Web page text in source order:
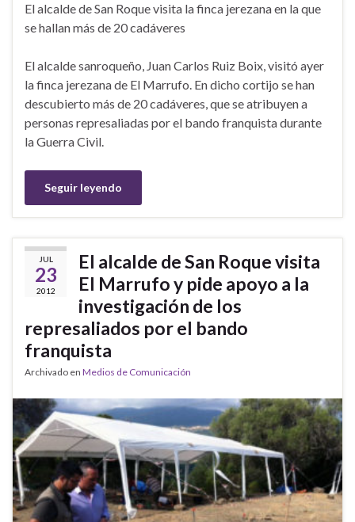
El alcalde de San Roque visita la finca jerezana en la que
se hallan más de 20 cadáveres
El alcalde sanroqueño, Juan Carlos Ruiz Boix, visitó ayer
la finca jerezana de El Marrufo. En dicho cortijo se han
descubierto más de 20 cadáveres, que se atribuyen a
personas represaliadas por el bando franquista durante
la Guerra Civil.
Seguir leyendo
JUL
23
2012
El alcalde de San Roque visita
El Marrufo y pide apoyo a la
investigación de los
represaliados por el bando
franquista
Archivado en Medios de Comunicación